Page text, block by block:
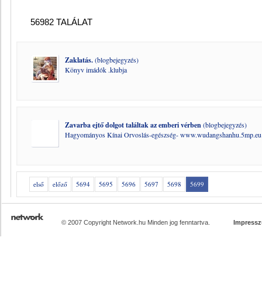
56982 TALÁLAT
Zaklatás.(blogbejegyzés)
Könyv imádók .klubja
Zavarba ejtő dolgot találtak az emberi vérben(blogbejegyzés)
Hagyományos Kínai Orvoslás-egészség- www.wudangshanhu.5mp.eu
első előző 5694 5695 5696 5697 5698 5699
© 2007 Copyright Network.hu Minden jog fenntartva.